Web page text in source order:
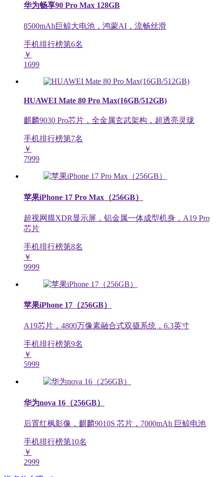
华为畅享90 Pro Max 128GB
8500mAh巨鲸大电池，鸿蒙AI，流畅丝滑
手机排行榜第6名
￥
1699
HUAWEI Mate 80 Pro Max(16GB/512GB)
麒麟9030 Pro芯片，全金属玄武架构，超透亮灵珑
手机排行榜第7名
￥
7999
苹果iPhone 17 Pro Max（256GB）
超视网膜XDR显示屏，铝金属一体成型机身，A19 Pro
芯片
手机排行榜第8名
￥
9999
苹果iPhone 17（256GB）
A19芯片，4800万像素融合式双摄系统，6.3英寸
手机排行榜第9名
￥
5999
华为nova 16（256GB）
后置红枫影像，麒麟9010S 芯片，7000mAh 巨鲸电池
手机排行榜第10名
￥
2999